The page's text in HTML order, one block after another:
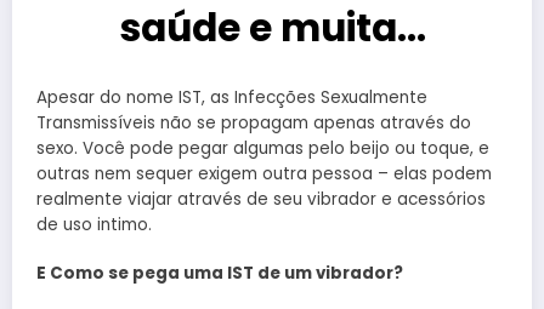
saúde e muita…
Apesar do nome IST, as Infecções Sexualmente
Transmissíveis não se propagam apenas através do
sexo. Você pode pegar algumas pelo beijo ou toque, e
outras nem sequer exigem outra pessoa – elas podem
realmente viajar através de seu vibrador e acessórios
de uso intimo.
E Como se pega uma IST de um vibrador?